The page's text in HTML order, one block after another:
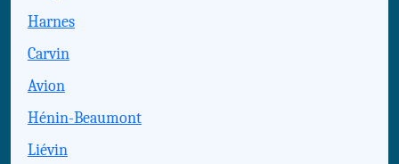
Harnes
Carvin
Avion
Hénin-Beaumont
Liévin